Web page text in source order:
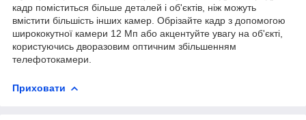
кадр поміститься більше деталей і об'єктів, ніж можуть
вмістити більшість інших камер. Обрізайте кадр з допомогою
ширококутної камери 12 Мп або акцентуйте увагу на об'єкті,
користуючись дворазовим оптичним збільшенням
телефотокамери.
Приховати